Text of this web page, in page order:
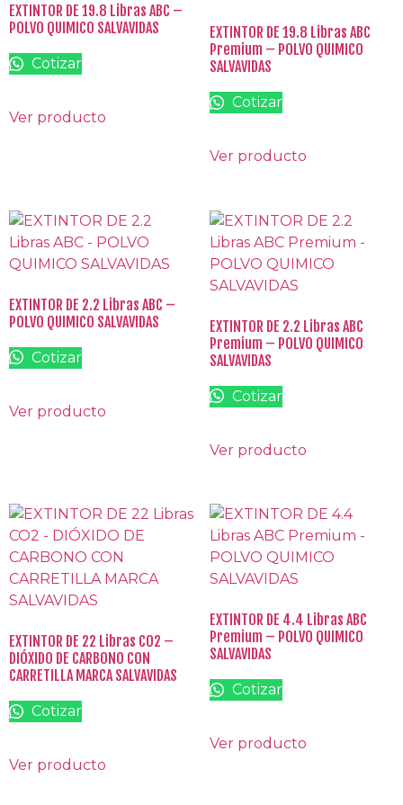
EXTINTOR DE 19.8 Libras ABC –
POLVO QUIMICO SALVAVIDAS
Cotizar
Ver producto
EXTINTOR DE 19.8 Libras ABC
Premium – POLVO QUIMICO
SALVAVIDAS
Cotizar
Ver producto
EXTINTOR DE 2.2 Libras ABC –
POLVO QUIMICO SALVAVIDAS
Cotizar
Ver producto
EXTINTOR DE 2.2 Libras ABC
Premium – POLVO QUIMICO
SALVAVIDAS
Cotizar
Ver producto
EXTINTOR DE 22 Libras CO2 –
DIÓXIDO DE CARBONO CON
CARRETILLA MARCA SALVAVIDAS
Cotizar
Ver producto
EXTINTOR DE 4.4 Libras ABC
Premium – POLVO QUIMICO
SALVAVIDAS
Cotizar
Ver producto